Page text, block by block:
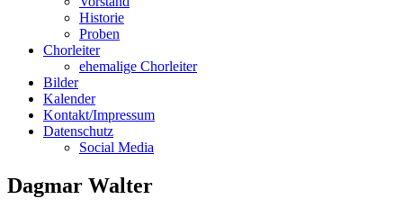
Historie
Proben
Chorleiter
ehemalige Chorleiter
Bilder
Kalender
Kontakt/Impressum
Datenschutz
Social Media
Dagmar Walter